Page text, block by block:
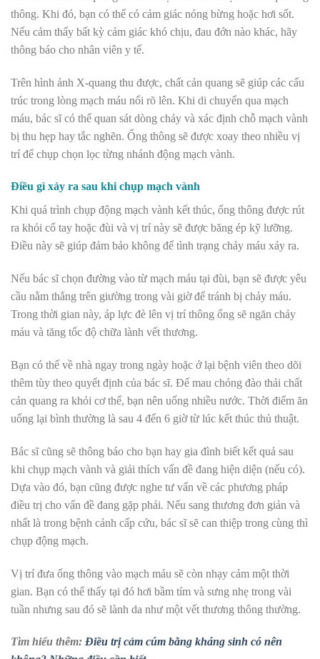
thông. Khi đó, bạn có thể có cảm giác nóng bừng hoặc hơi sốt.
Nếu cảm thấy bất kỳ cảm giác khó chịu, đau đớn nào khác, hãy
thông báo cho nhân viên y tế.
Trên hình ảnh X-quang thu được, chất cản quang sẽ giúp các cấu
trúc trong lòng mạch máu nổi rõ lên. Khi di chuyển qua mạch
máu, bác sĩ có thể quan sát dòng chảy và xác định chỗ mạch vành
bị thu hẹp hay tắc nghẽn. Ống thông sẽ được xoay theo nhiều vị
trí để chụp chọn lọc từng nhánh động mạch vành.
Điều gì xảy ra sau khi chụp mạch vành
Khi quá trình chụp động mạch vành kết thúc, ống thông được rút
ra khỏi cổ tay hoặc đùi và vị trí này sẽ được băng ép kỹ lưỡng.
Điều này sẽ giúp đảm bảo không để tình trạng chảy máu xảy ra.
Nếu bác sĩ chọn đường vào từ mạch máu tại đùi, bạn sẽ được yêu
cầu nằm thẳng trên giường trong vài giờ để tránh bị chảy máu.
Trong thời gian này, áp lực đè lên vị trí thông ống sẽ ngăn chảy
máu và tăng tốc độ chữa lành vết thương.
Bạn có thể về nhà ngay trong ngày hoặc ở lại bệnh viên theo dõi
thêm tùy theo quyết định của bác sĩ. Để mau chóng đào thải chất
cản quang ra khỏi cơ thể, bạn nên uống nhiều nước. Thời điểm ăn
uống lại bình thường là sau 4 đến 6 giờ từ lúc kết thúc thủ thuật.
Bác sĩ cũng sẽ thông báo cho bạn hay gia đình biết kết quả sau
khi chụp mạch vành và giải thích vấn đề đang hiện diện (nếu có).
Dựa vào đó, bạn cũng được nghe tư vấn về các phương pháp
điều trị cho vấn đề đang gặp phải. Nếu sang thương đơn giản và
nhất là trong bệnh cảnh cấp cứu, bác sĩ sẽ can thiệp trong cùng thì
chụp động mạch.
Vị trí đưa ống thông vào mạch máu sẽ còn nhạy cảm một thời
gian. Bạn có thể thấy tại đó hơi bầm tím và sưng nhẹ trong vài
tuần nhưng sau đó sẽ lành da như một vết thương thông thường.
Tìm hiểu thêm: Điều trị cảm cúm bằng kháng sinh có nên